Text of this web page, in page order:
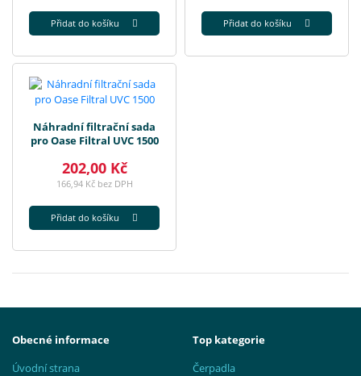
Přidat do košíku Přidat do košíku
Náhradní filtrační sada
pro Oase Filtral UVC 1500
202,00 Kč
166,94 Kč bez DPH
Přidat do košíku
Obecné informace
Úvodní strana
Top kategorie
Čerpadla